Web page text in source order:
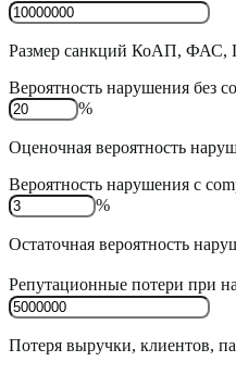
Размер санкций КоАП, ФАС,
Вероятность нарушения без
%
Оценочная вероятность
Вероятность нарушения с
%
Остаточная вероятность
Репутационные потери при
Потеря выручки, клиентов,